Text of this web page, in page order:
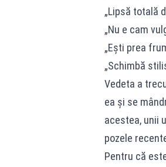
„Lipsă totală
„Nu e cam
„Ești prea
„Schimbă
Vedeta a
ea și se
acestea, unii
pozele
Pentru că